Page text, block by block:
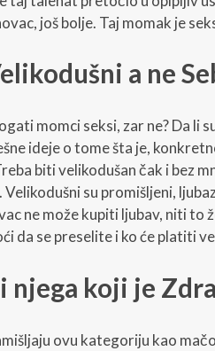
još bolje. Taj momak je
a ne
momci seksi, zar ne? Da li
ideje o tome šta je,
biti velikodušan čak i bez
su promišljeni,
ne može kupiti ljubav, niti to
da se preselite i ko će platiti
njega koji je
ovu kategoriju kao